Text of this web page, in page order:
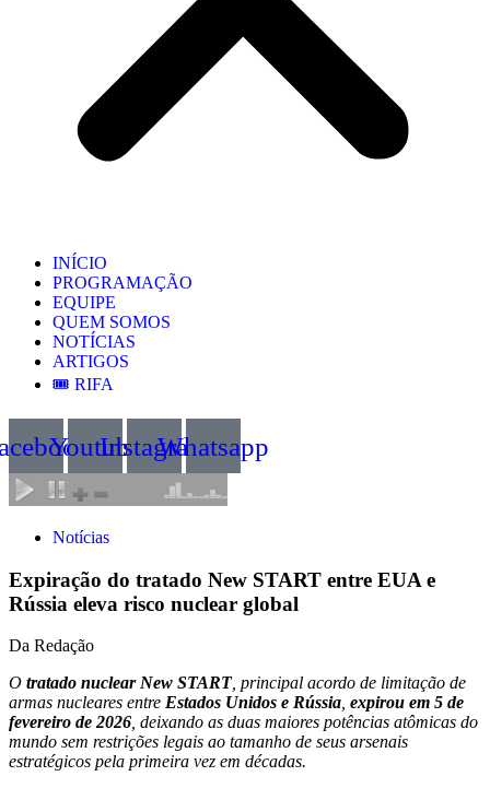
INÍCIO
PROGRAMAÇÃO
EQUIPE
QUEM SOMOS
NOTÍCIAS
ARTIGOS
🎟️ RIFA
YoutubeInstagramWhatsapp
Notícias
Expiração do tratado New START entre EUA e
Rússia eleva risco nuclear global
Da Redação
O tratado nuclear New START, principal acordo de limitação de
armas nucleares entre Estados Unidos e Rússia, expirou em 5 de
fevereiro de 2026, deixando as duas maiores potências atômicas do
mundo sem restrições legais ao tamanho de seus arsenais
estratégicos pela primeira vez em décadas.